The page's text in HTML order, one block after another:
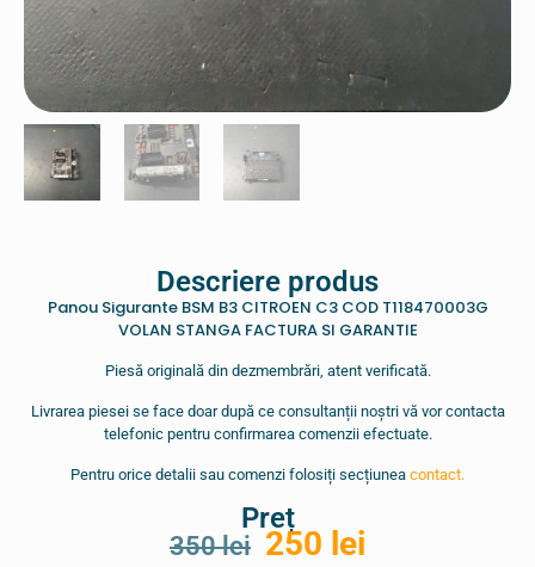
Descriere produs
Panou Sigurante BSM B3 CITROEN C3 COD T118470003G
VOLAN STANGA FACTURA SI GARANTIE
Piesă originală din dezmembrări, atent verificată.
Livrarea piesei se face doar după ce consultanții noștri vă vor contacta
telefonic pentru confirmarea comenzii efectuate.
Pentru orice detalii sau comenzi folosiți secțiunea contact.
Preț
350lei 250 lei